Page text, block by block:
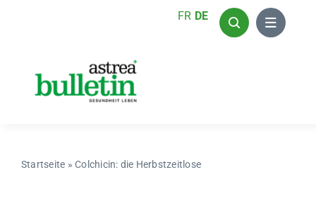
FR DE
Startseite »Colchicin: die Herbstzeitlose